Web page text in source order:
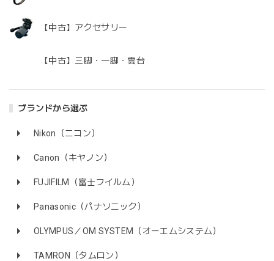
【中古】アクセサリー
【中古】三脚・一脚・雲台
ブランドから選ぶ
Nikon（ニコン）
Canon（キヤノン）
FUJIFILM（富士フイルム）
Panasonic（パナソニック）
OLYMPUS／OM SYSTEM（オーエムシステム）
TAMRON（タムロン）